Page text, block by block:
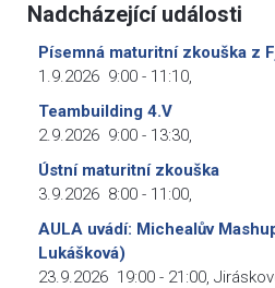
Nadcházející události
Písemná maturitní zkouška z
1.9.2026 9:00 - 11:10,
Teambuilding 4.V
2.9.2026 9:00 - 13:30,
Ústní maturitní zkouška
3.9.2026 8:00 - 11:00,
AULA uvádí: Michealův
Lukášková)
23.9.2026 19:00 - 21:00,